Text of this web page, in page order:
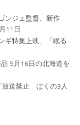
ンジェ監督、新作
11日
ギ特集上映、「眠る
5月16日の北海道を
放送禁止 ぼくの3人